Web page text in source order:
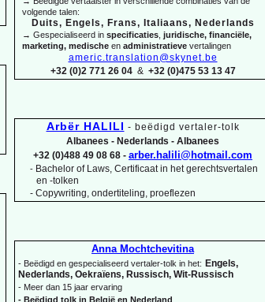
volgende talen:
Duits, Engels, Frans, Italiaans, Nederlands
→ Gespecialiseerd in specificaties juridische, financiële,
marketing, medische en administratieve vertalingen
americ.translation@skynet.be
+32 (0)2 771 26 04& +32 (0)475 53 13 47
Arbër HALILI - beëdigd vertaler-tolk
Albanees - Nederlands - Albanees
+32 (0)488 49 08 68 - arber.halili@hotmail.com
- Bachelor of Laws, Certificaat in het gerechtsvertalen
en -tolken
- Copywriting, ondertiteling, proeflezen
Anna Mochtchevitina
- Beëdigd en gespecialiseerd vertaler-tolk in het: Engels,
Nederlands, Oekraïens, Russisch, Wit-Russisch
- Meer dan 15 jaar ervaring
- Beëdigd tolk in België en Nederland